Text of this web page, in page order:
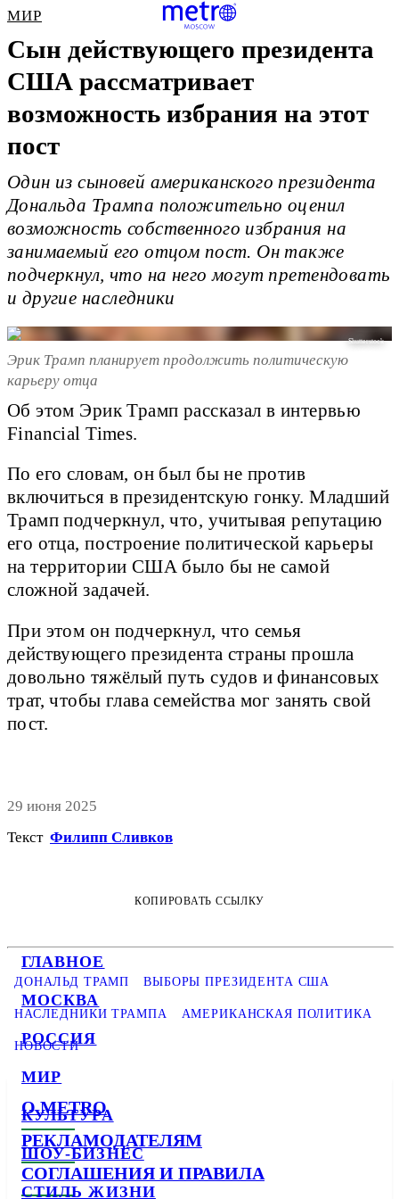
ГЛАВНОЕ
МОСКВА
РОССИЯ
МИР
КУЛЬТУРА
ШОУ-БИЗНЕС
СТИЛЬ ЖИЗНИ
МИР
Сын действующего президента
США рассматривает
возможность избрания на этот
пост
Один из сыновей американского президента
Дональда Трампа положительно оценил
возможность собственного избрания на
занимаемый его отцом пост. Он также
подчеркнул, что на него могут претендовать
и другие наследники
Shutterstock
Эрик Трамп планирует продолжить политическую
карьеру отца
Об этом Эрик Трамп рассказал в интервью
Financial Times.
По его словам, он был бы не против
включиться в президентскую гонку. Младший
Трамп подчеркнул, что, учитывая репутацию
его отца, построение политической карьеры
на территории США было бы не самой
сложной задачей.
При этом он подчеркнул, что семья
действующего президента страны прошла
довольно тяжёлый путь судов и финансовых
трат, чтобы глава семейства мог занять свой
пост.
29 июня 2025
Текст Филипп Сливков
КОПИРОВАТЬ ССЫЛКУ
ДОНАЛЬД ТРАМП ВЫБОРЫ ПРЕЗИДЕНТА США
НАСЛЕДНИКИ ТРАМПА АМЕРИКАНСКАЯ ПОЛИТИКА
НОВОСТИ
О METRO
РЕКЛАМОДАТЕЛЯМ
СОГЛАШЕНИЯ И ПРАВИЛА